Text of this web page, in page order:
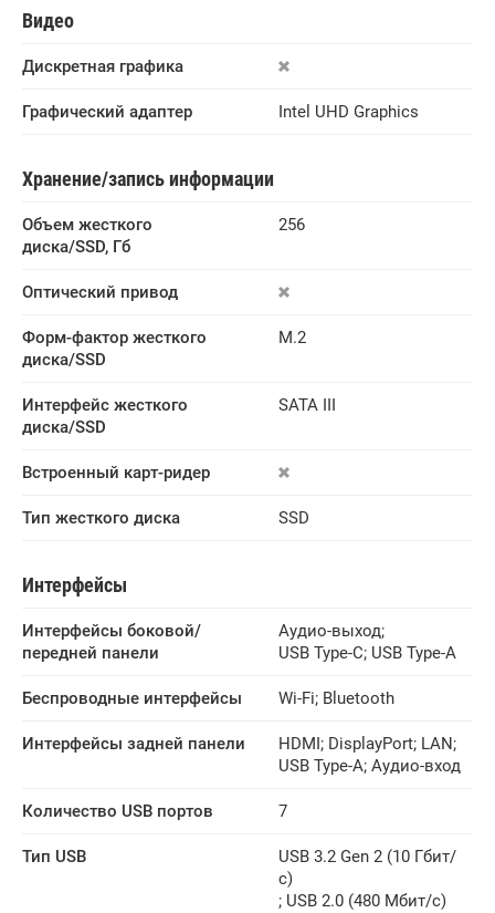
Видео
Дискретная графика
Графический адаптер Intel UHD Graphics
Хранение/запись информации
Объем жесткого
диска/SSD, Гб
256
Оптический привод
Форм-фактор жесткого
диска/SSD
M.2
Интерфейс жесткого
диска/SSD
SATA III
Встроенный карт-ридер
Тип жесткого диска SSD
Интерфейсы
Интерфейсы боковой/
передней панели
Аудио-выход;
USB Type-C; USB Type-A
Беспроводные интерфейсы Wi-Fi; Bluetooth
Интерфейсы задней панели HDMI ; DisplayPort; LAN ;
USB Type-A; Аудио-вход
Количество USB портов 7
Тип USB
USB 3.2 Gen 2 (10 Гбит/
с)
; USB 2.0 (480 Мбит/с)